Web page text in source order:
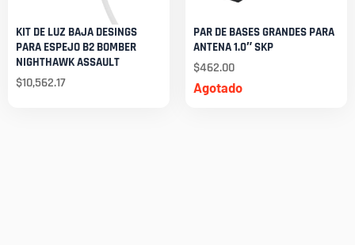
KIT DE LUZ BAJA DESINGS
PARA ESPEJO B2 BOMBER
NIGHTHAWK ASSAULT
$10,562.17 Agotado
PAR DE BASES GRANDES PARA
ANTENA 1.0″ SKP
$462.00